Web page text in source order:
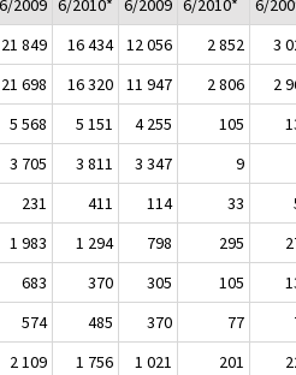
6/2009 6/2010* 6/2009 6/2010*
6/
21 849 16 434 12 056 2 852
3
21 698 16 320 11 947 2 806
2
5 568 5 151 4 255 105
3 705 3 811 3 347
9
231 411 114 33
1 983 1 294 798 295
683 370 305 105
574 485 370 77
2 109 1 756 1 021 201